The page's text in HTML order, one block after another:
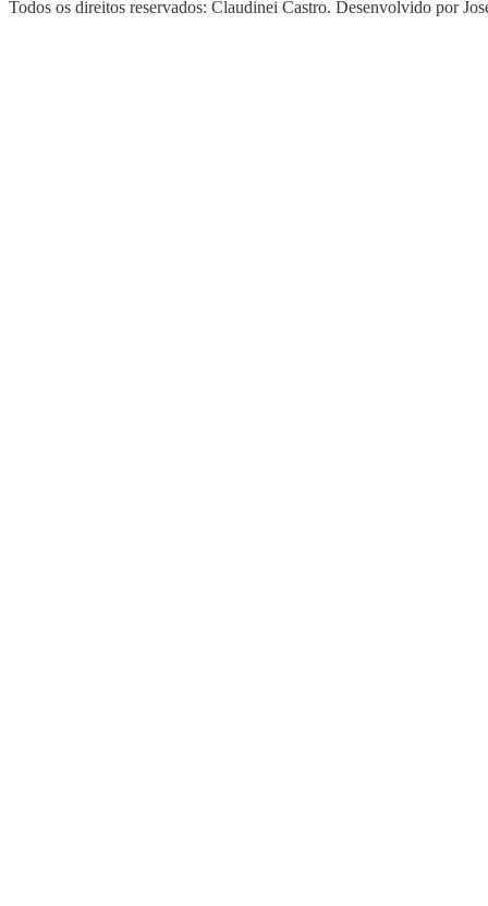
Todos os direitos reservados: Claudinei Castro. Desenvolvido por